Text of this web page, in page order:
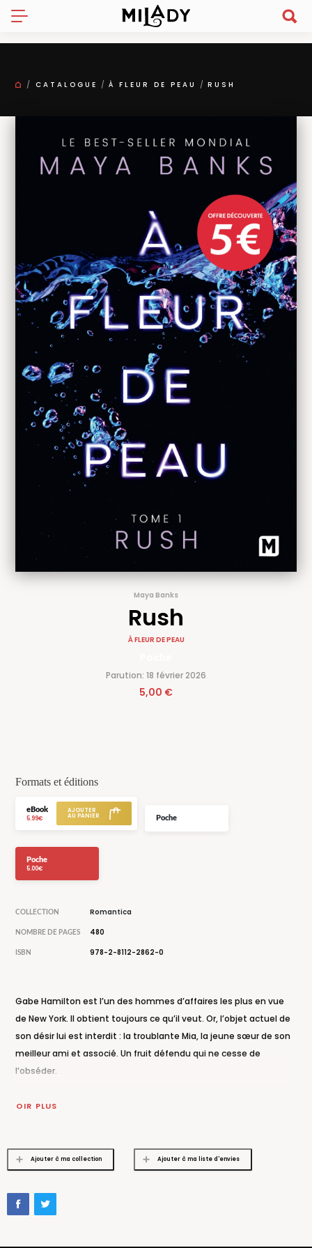
CATALOGUE À FLEUR DE PEAU RUSH
Maya Banks
Rush
À FLEUR DE PEAU
Parution: 18 février 2026
5,00 €
Formats et éditions
eBook
5.99€
Poche
Poche
5.00€
COLLECTION Romantica
NOMBRE DE PAGES 480
ISBN 978-2-8112-2862-0
Gabe Hamilton est l’un des hommes d’affaires les plus en vue
de New York. Il obtient toujours ce qu’il veut. Or, l’objet actuel de
son désir lui est interdit : la troublante Mia, la jeune sœur de son
meilleur ami et associé. Un fruit défendu qui ne cesse de
l’obséder.
Mia rêve de Gabe en secret depuis toujours. Jamais elle n’aurait
très particulier, elle ne peut s’empêcher d’accepter. Tandis
excitant de Gabe, elle découvre à quel point il peut se montrer
exigeant... à tous points de vue.
Entre irrésistible attraction et sentiments naissants, le petit jeu
VOIR PLUS
Ajouter à ma collection Ajouter à ma liste d'envies